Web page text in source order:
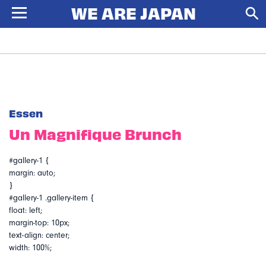
Essen
Un Magnifique Brunch
#gallery-1 {
margin: auto;
}
#gallery-1 .gallery-item {
float: left;
margin-top: 10px;
text-align: center;
width: 100%;